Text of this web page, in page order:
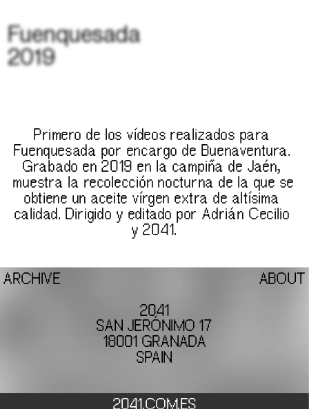
Fuenquesada
2019
Primero de los vídeos realizados para
Fuenquesada por encargo de Buenaventura.
Grabado en 2019 en la campiña de Jaén,
muestra la recolección nocturna de la que se
obtiene un aceite vírgen extra de altísima
calidad. Dirigido y editado por Adrián Cecilio
y 2041.
ABOUT
ARCHIVE
SPAIN
2041.COM.ES